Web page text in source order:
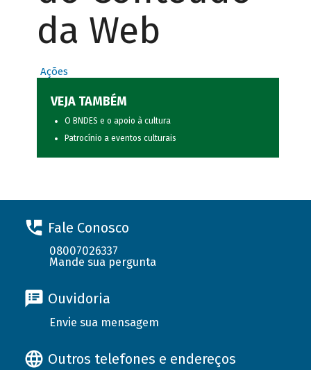
da Web
Ações
VEJA TAMBÉM
O BNDES e o apoio à cultura
Patrocínio a eventos culturais
Fale Conosco
08007026337
Mande sua pergunta
Ouvidoria
Envie sua mensagem
Outros telefones e endereços